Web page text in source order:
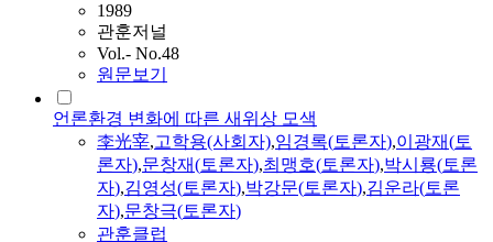
1989
관훈저널
Vol.- No.48
원문보기
언론환경 변화에 따른 새위상 모색
李光宰,고학용(사회자),임경록(토론자),이광재(토
론자),문창재(토론자),최맹호(토론자),박시룡(토론
자),김영성(토론자),박강문(토론자),김운라(토론
자),문창극(토론자)
관훈클럽